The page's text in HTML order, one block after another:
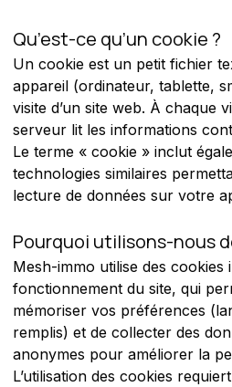
Qu’est-ce qu’un cookie ?
Un cookie est un petit fichier
appareil (ordinateur, tablette,
visite d’un site web. À chaque
serveur lit les informations
Le terme « cookie » inclut
technologies similaires
lecture de données sur votre
Pourquoi utilisons-nous
Mesh-immo utilise des cookies
fonctionnement du site, qui
mémoriser vos préférences
remplis) et de collecter des
anonymes pour améliorer la
L’utilisation des cookies